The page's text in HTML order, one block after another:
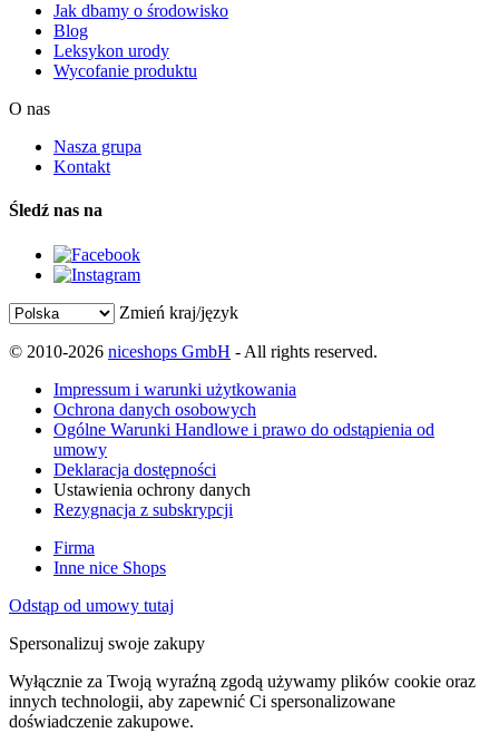
Jak dbamy o środowisko
Blog
Leksykon urody
Wycofanie produktu
O nas
Nasza grupa
Kontakt
Śledź nas na
Zmień kraj/język
© 2010-2026 niceshops GmbH - All rights reserved.
Impressum i warunki użytkowania
Ochrona danych osobowych
Ogólne Warunki Handlowe i prawo do odstąpienia od
umowy
Deklaracja dostępności
Ustawienia ochrony danych
Rezygnacja z subskrypcji
Firma
Inne nice Shops
Odstąp od umowy tutaj
Spersonalizuj swoje zakupy
Wyłącznie za Twoją wyraźną zgodą używamy plików cookie oraz
innych technologii, aby zapewnić Ci spersonalizowane
doświadczenie zakupowe.